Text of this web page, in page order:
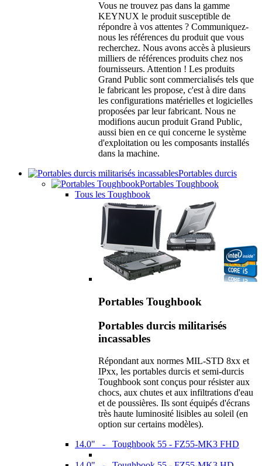
Vous ne trouvez pas dans la gamme
KEYNUX le produit susceptible de
répondre à vos attentes ? Communiquez-
nous les références du produit que vous
recherchez. Nous avons accès à plusieurs
milliers de références produits chez nos
fournisseurs. Attention ! Les produits
Grand Public sont commercialisés tels que
le fabricant les propose, c'est à dire dans
les configurations matérielles et logicielles
proposées par leur fabricant. Nous ne
modifions aucun produit Grand Public,
aussi bien en ce qui concerne le système
d'exploitation ou les composants installés
dans la machine.
Portables durcis
Portables Toughbook
Tous les Toughbook
Portables Toughbook
Portables durcis militarisés
incassables
Répondant aux normes MIL-STD 8xx et
IPxx, les portables durcis et semi-durcis
Toughbook sont conçus pour résister aux
chocs, aux chutes et aux infiltrations d'eau
et de poussières. Ils sont équipés d'écrans
très haute luminosité lisibles au soleil (en
option sur certains modèles).
14.0" - Toughbook 55 - FZ55-MK3 FHD